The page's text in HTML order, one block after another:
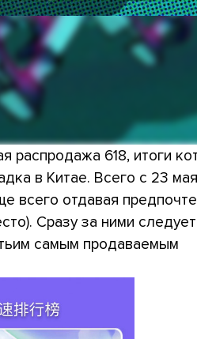
распродажа 618, итоги
в Китае. Всего с 23 мая
всего отдавая
Сразу за ними следует
самым продаваемым